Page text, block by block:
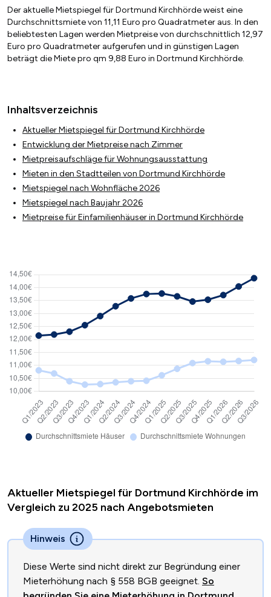
Der aktuelle Mietspiegel für Dortmund Kirchhörde weist eine
Durchschnittsmiete von 11,11 Euro pro Quadratmeter aus. In den
beliebtesten Lagen werden Mietpreise von durchschnittlich 12,97
Euro pro Quadratmeter aufgerufen und in günstigen Lagen
beträgt die Miete pro qm 9,88 Euro in Dortmund Kirchhörde.
Inhaltsverzeichnis
Aktueller Mietspiegel für Dortmund Kirchhörde
Entwicklung der Mietpreise nach Zimmer
Mietpreisaufschläge für Wohnungsausstattung
Mieten in den Stadtteilen von Dortmund Kirchhörde
Mietspiegel nach Wohnfläche 2026
Mietspiegel nach Baujahr 2026
Mietpreise für Einfamilienhäuser in Dortmund Kirchhörde
Aktueller Mietspiegel für Dortmund Kirchhörde im
Vergleich zu 2025 nach Angebotsmieten
Hinweis
Diese Werte sind nicht direkt zur Begründung einer
Mieterhöhung nach § 558 BGB geeignet. So